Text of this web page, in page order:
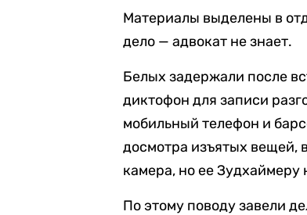
Материалы выделены в
дело — адвокат не знает.
Белых задержали после
диктофон для записи
мобильный телефон и
досмотра изъятых вещей,
камера, но ее Зудхаймеру
По этому поводу завели